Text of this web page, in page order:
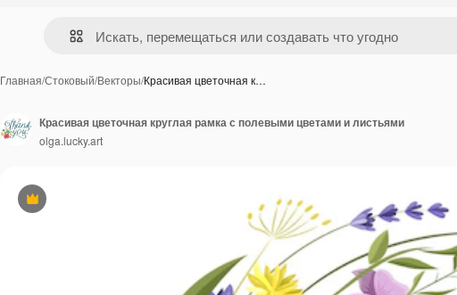
Главная/Стоковый/Векторы/Красивая цветочная к…
Премиум
Красивая цветочная круглая рамка с полевыми цветами и листьями
olga.lucky.art